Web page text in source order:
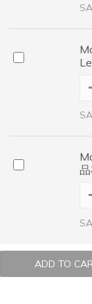
ADD TO